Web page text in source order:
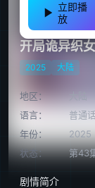
立即播
放
开局诡异织
2025 大陆
地区：
语言：
普通
年份：
2025
状态：
第43
剧情简介